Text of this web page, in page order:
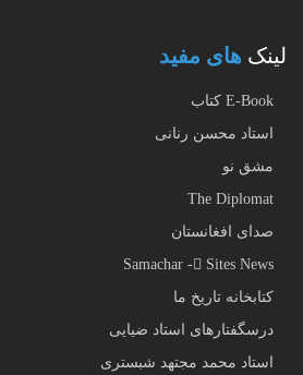
لینک های مفید
E-Book کتاب
استاد محسن رنانی
مشق نو
The Diplomat
صدای افغانستان
Samachar - ُSites News
کتابخانه تاریخ ما
درسگفتارهای استاد ضیایی
استاد محمد مجتهد شبستری